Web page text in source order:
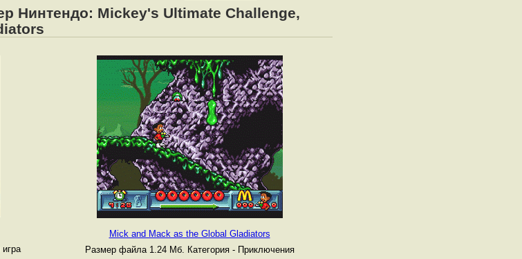
Нинтендо: Mickey's Ultimate Challenge,
Mick and Mack as the Global Gladiators
Размер файла 1.24 Мб. Категория - Приключения